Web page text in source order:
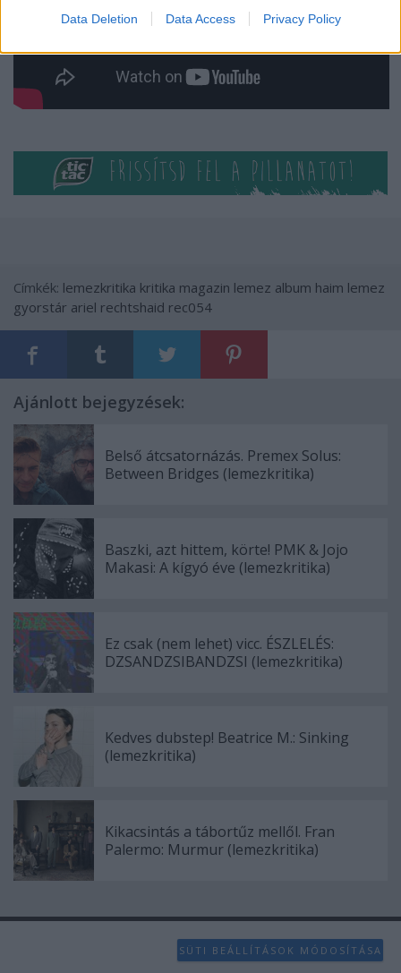
Data Deletion Data Access Privacy Policy
Címkék: lemezkritika kritika magazin lemez album haim lemez
gyorstár ariel rechtshaid rec054
Ajánlott bejegyzések:
Belső átcsatornázás. Premex Solus:
Between Bridges (lemezkritika)
Baszki, azt hittem, körte! PMK & Jojo
Makasi: A kígyó éve (lemezkritika)
Ez csak (nem lehet) vicc. ÉSZLELÉS:
DZSANDZSIBANDZSI (lemezkritika)
Kedves dubstep! Beatrice M.: Sinking
(lemezkritika)
Kikacsintás a tábortűz mellől. Fran
Palermo: Murmur (lemezkritika)
SÜTI BEÁLLÍTÁSOK MÓDOSÍTÁSA